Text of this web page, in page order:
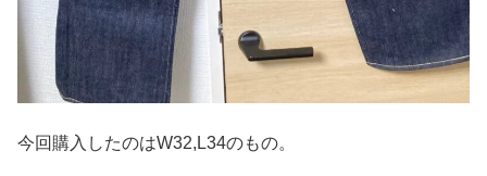
今回購入したのはW32,L34のもの。